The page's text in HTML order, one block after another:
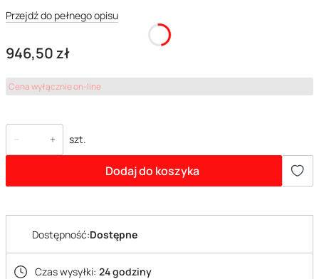
Przejdź do pełnego opisu
Cena
946,50 zł
Cena wyłącznie on-line
szt.
Dodaj do koszyka
Dostępność:Dostępne
Czas wysyłki: 24 godziny